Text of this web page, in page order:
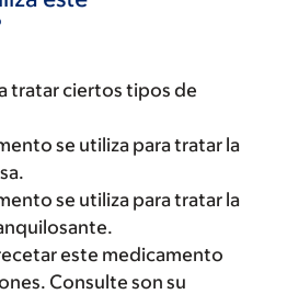
tratar ciertos tipos de
se utiliza para tratar la
se utiliza para tratar la
este medicamento
Consulte son su